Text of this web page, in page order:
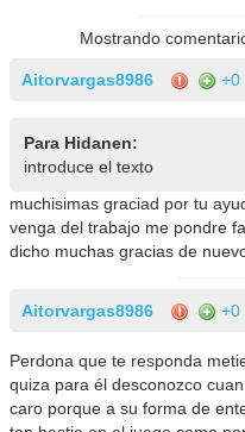
Mostrando
Aitorvargas8986 +0
Para Hidanen:
introduce el texto
muchisimas graciad por tu
venga del trabajo me pondre
dicho muchas gracias de
Aitorvargas8986 +0
Perdona que te responda
quiza para él desconozco
caro porque a su forma de